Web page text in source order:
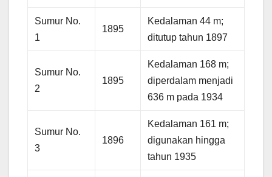
Sumur No.
1
1895
Kedalaman 44 m;
ditutup tahun 1897
Sumur No.
2
1895
Kedalaman 168 m;
diperdalam menjadi
636 m pada 1934
Sumur No.
3
1896
Kedalaman 161 m;
digunakan hingga
tahun 1935